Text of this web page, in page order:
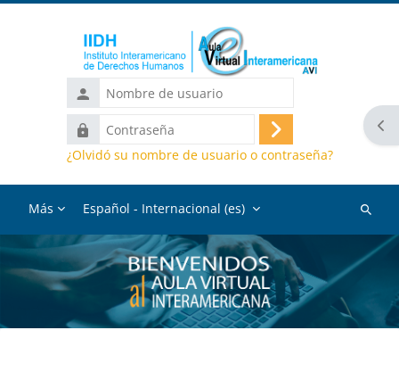
Nombre
de
usuario
Contraseña
Acceder
¿Olvidó su nombre de usuario o contraseña?
Más Español - Internacional ‎(es)‎
Buscar
cursos